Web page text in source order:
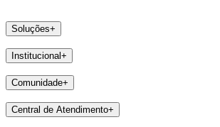
Soluções+
Produtos
arc
Institucional+
A Areco
Lideranças
Comunidade+
Eventos
Central de Atendimento+